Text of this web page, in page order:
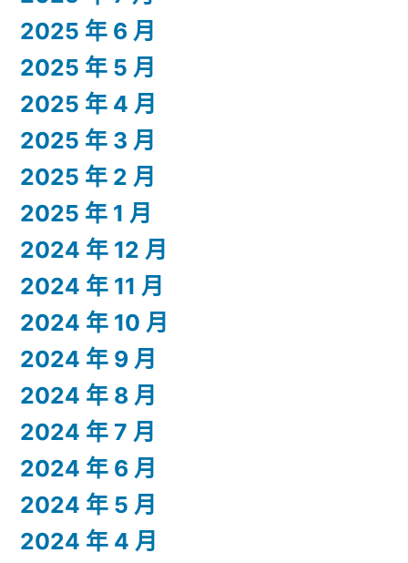
2025 年 6 月
2025 年 5 月
2025 年 4 月
2025 年 3 月
2025 年 2 月
2025 年 1 月
2024 年 12 月
2024 年 11 月
2024 年 10 月
2024 年 9 月
2024 年 8 月
2024 年 7 月
2024 年 6 月
2024 年 5 月
2024 年 4 月